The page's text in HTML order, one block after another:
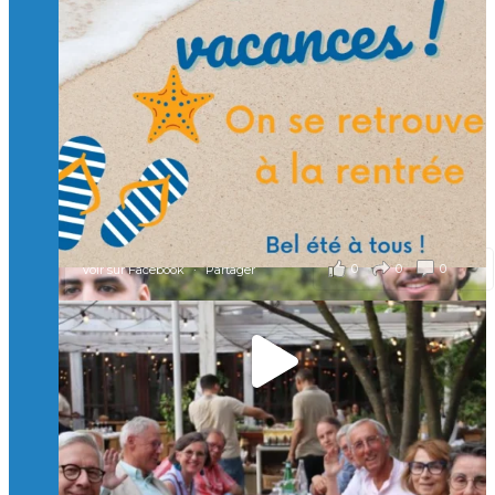
et contribuons ensemble à former les générations
d’ingénieurs de demain. 🙏
Merci à tous !
🎯 Taxe d’apprentissage 2026 : avec l'Isep, investissez pour
un numérique au service de l'humain !
À l’Isep, nous formons des ingénieurs, des bachelors, des
Mastères Spécialisés, qui allient excellence technologique et
valeurs humaines, au cœur de notre pro
...Voir plus
il y a 2 mois
0 0 0
Voir sur Facebook · Partager
🚀Afterwork à Genève 🚀
🥳 Le 22 avril dernier, 14 Alumni vivant / travaillant
en Suisse ont partagé un moment convivial de
retrouvailles et d'échanges !
Merci à tous pour votre présence et à Alexandre